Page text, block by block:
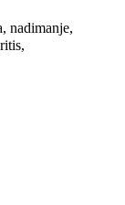
nadimanje,